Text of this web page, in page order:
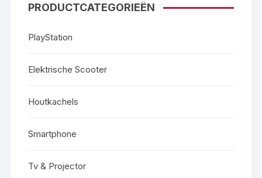
PRODUCTCATEGORIEËN
PlayStation
Elektrische Scooter
Houtkachels
Smartphone
Tv & Projector